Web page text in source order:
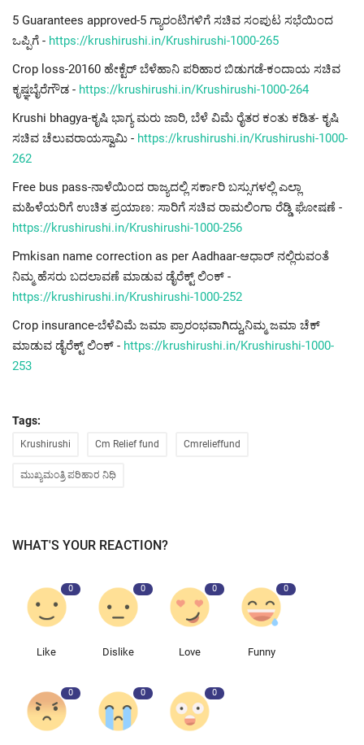
5 Guarantees approved-5 ಗ್ಯಾರಂಟಿಗಳಿಗೆ ಸಚಿವ ಸಂಪುಟ ಸಭೆಯಿಂದ
ಒಪ್ಪಿಗೆ - https://krushirushi.in/Krushirushi-1000-265
Crop loss-20160 ಹೇಕ್ಟೆರ್ ಬೆಳೆಹಾನಿ ಪರಿಹಾರ ಬಿಡುಗಡೆ-ಕಂದಾಯ ಸಚಿವ
ಕೃಷ್ಞಬೈರೆಗೌಡ - https://krushirushi.in/Krushirushi-1000-264
Krushi bhagya-ಕೃಷಿ ಭಾಗ್ಯ ಮರು ಜಾರಿ, ಬೆಳೆ ವಿಮೆ ರೈತರ ಕಂತು ಕಡಿತ- ಕೃಷಿ
ಸಚಿವ ಚೆಲುವರಾಯಸ್ವಾಮಿ - https://krushirushi.in/Krushirushi-1000-
262
Free bus pass-ನಾಳೆಯಿಂದ ರಾಜ್ಯದಲ್ಲಿ ಸರ್ಕಾರಿ ಬಸ್ಸುಗಳಲ್ಲಿ ಎಲ್ಲಾ
ಮಹಿಳೆಯರಿಗೆ ಉಚಿತ ಪ್ರಯಾಣ: ಸಾರಿಗೆ ಸಚಿವ ರಾಮಲಿಂಗಾ ರೆಡ್ಡಿ ಘೋಷಣೆ -
https://krushirushi.in/Krushirushi-1000-256
Pmkisan name correction as per Aadhaar-ಆಧಾರ್ ನಲ್ಲಿರುವಂತೆ
ನಿಮ್ಮ ಹೆಸರು ಬದಲಾವಣೆ ಮಾಡುವ ಡೈರೆಕ್ಟ್ ಲಿಂಕ್ -
https://krushirushi.in/Krushirushi-1000-252
Crop insurance-ಬೆಳೆವಿಮೆ ಜಮಾ ಪ್ರಾರಂಭವಾಗಿದ್ದು,ನಿಮ್ಮ ಜಮಾ ಚೆಕ್
ಮಾಡುವ ಡೈರೆಕ್ಟ್ ಲಿಂಕ್ - https://krushirushi.in/Krushirushi-1000-
253
Tags:
Krushirushi Cm Relief fund Cmrelieffund
ಮುಖ್ಯಮಂತ್ರಿ ಪರಿಹಾರ ನಿಧಿ
WHAT'S YOUR REACTION?
0
Like
0
Dislike
0
Love
0
Funny
0 0 0